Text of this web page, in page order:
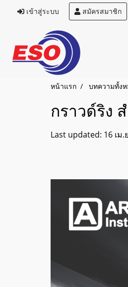
เข้าสู่ระบบ สมัครสมาชิก
หน้าแรก บทความทั้ง
กราวด์ริง
Last updated: 16 เม.